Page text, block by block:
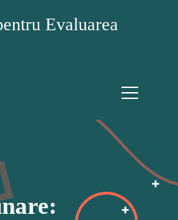
Evaluarea